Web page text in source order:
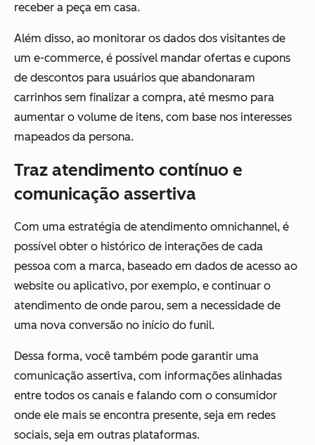
receber a peça em casa.
Além disso, ao monitorar os dados dos visitantes de
um e-commerce, é possível mandar ofertas e cupons
de descontos para usuários que abandonaram
carrinhos sem finalizar a compra, até mesmo para
aumentar o volume de itens, com base nos interesses
mapeados da persona.
Traz atendimento contínuo e
comunicação assertiva
Com uma estratégia de atendimento omnichannel, é
possível obter o histórico de interações de cada
pessoa com a marca, baseado em dados de acesso ao
website ou aplicativo, por exemplo, e continuar o
atendimento de onde parou, sem a necessidade de
uma nova conversão no início do funil.
Dessa forma, você também pode garantir uma
comunicação assertiva, com informações alinhadas
entre todos os canais e falando com o consumidor
onde ele mais se encontra presente, seja em redes
sociais, seja em outras plataformas.